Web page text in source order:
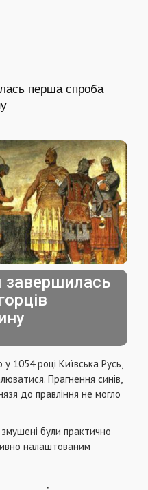
перша спроба
завершилась
1054 році Київська Русь,
Прагнення синів,
до правління не могло
були практично
налаштованим